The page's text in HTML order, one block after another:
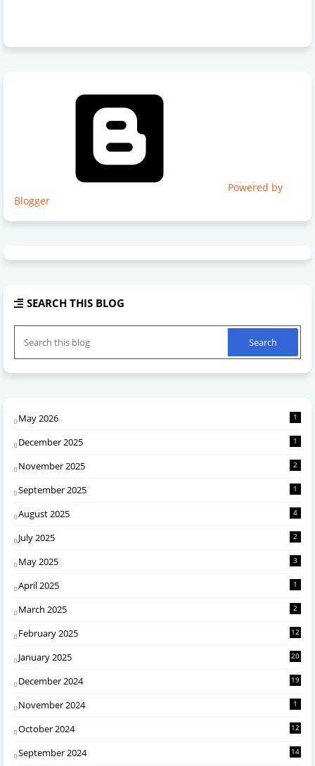
Powered by
Blogger
SEARCH THIS BLOG
May 2026 1
December 2025 1
November 2025 2
September 2025 1
August 2025 4
July 2025 2
May 2025 3
April 2025 1
March 2025 2
February 2025 12
January 2025 20
December 2024 19
November 2024 1
October 2024 12
September 2024 14